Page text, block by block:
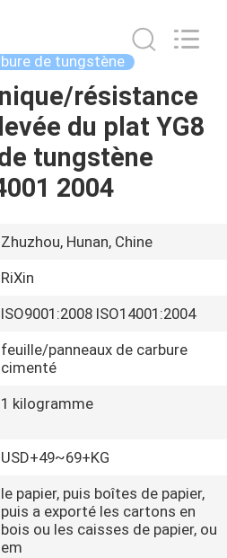
de tungstène
résistance
du plat YG8
tungstène
2004
Zhuzhou, Hunan, Chine
RiXin
ISO9001:2008 ISO14001:2004
feuille/panneaux de carbure
cimenté
1 kilogramme
USD+49~69+KG
le papier, puis boîtes de papier,
puis a exporté les cartons en
bois ou les caisses de papier, ou
em